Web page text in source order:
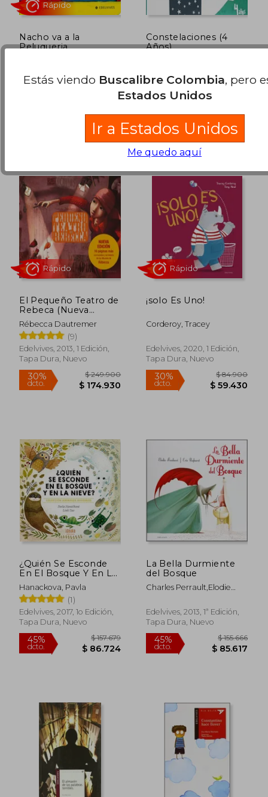
$ 224.666 30%
45% $ 183.412 30% $
Nacho va a la
Peluqueria
Edelvives, 2003, 1 Edición,
Rápido
Constelaciones (4
Años)
Brown,Laura ... [et Al.]
Jiménez Quinto
Edelvives, Tapa Blanda,
Nuevo
El Pequeño Teatro de
Rebeca (Nueva
Versión) (Albumes
(Edelvives))
Rébecca Dautremer
(9)
Edelvives, 2013, 1 Edición,
Tapa Dura, Nuevo
¡solo Es Uno!
Corderoy, Tracey
Edelvives, 2020, 1 Edición,
Tapa Dura, Nuevo
¿Quién Se Esconde
En El Bosque Y En La
Nieve?
Hanackova, Pavla
(1)
Edelvives, 2017, 1o Edición,
Tapa Dura, Nuevo
La Bella Durmiente
del Bosque
Charles Perrault,Elodie
Edelvives, 2013, 1ª Edición,
Tapa Dura, Nuevo
Estás viendo Buscalibre Colombia, pero
Estados Unidos
Ir a Estados Unidos
Me quedo aquí